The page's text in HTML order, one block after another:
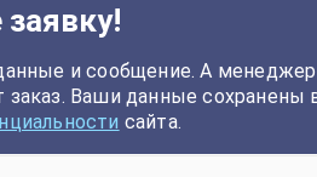
и сообщение. А
Ваши данные сохранены
сайта.